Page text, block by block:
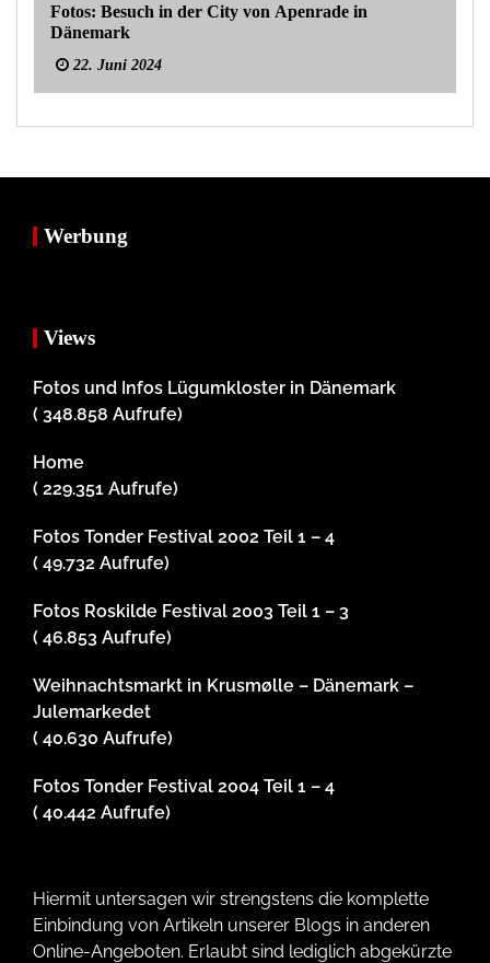
Fotos: Besuch in der City von Apenrade in
Dänemark
22. Juni 2024
Werbung
Views
Fotos und Infos Lügumkloster in Dänemark
( 348.858 Aufrufe)
Home
( 229.351 Aufrufe)
Fotos Tonder Festival 2002 Teil 1 – 4
( 49.732 Aufrufe)
Fotos Roskilde Festival 2003 Teil 1 – 3
( 46.853 Aufrufe)
Weihnachtsmarkt in Krusmølle – Dänemark –
Julemarkedet
( 40.630 Aufrufe)
Fotos Tonder Festival 2004 Teil 1 – 4
( 40.442 Aufrufe)
Hiermit untersagen wir strengstens die komplette
Einbindung von Artikeln unserer Blogs in anderen
Online-Angeboten. Erlaubt sind lediglich abgekürzte